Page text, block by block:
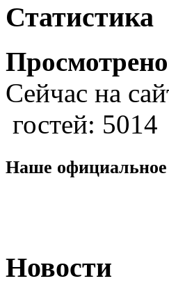
Статистика
Сейчас на
гостей: 5014
Наше официальное
Новости